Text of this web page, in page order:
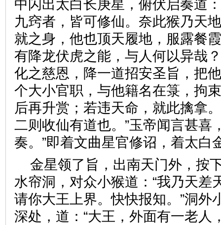
中闪出太白长庚星，俯伏启奏道
九窍者，皆可修仙。奈此猴乃天
就之身，他也顶天履地，服露餐
有降龙伏虎之能，与人何以异哉
化之慈恩，降一道招安圣旨，把
个大小官职，与他籍名在箓，拘
后再升赏；若违天命，就此擒拿
二则收仙有道也。”玉帝闻言甚喜
奏。”即着文曲星官修诏，着
金星领了旨，出南天门外，按
水帘洞，对众小猴道：“我乃天差
请你大王上界。快快报知。”洞外
深处，道：“大王，外面有一老人